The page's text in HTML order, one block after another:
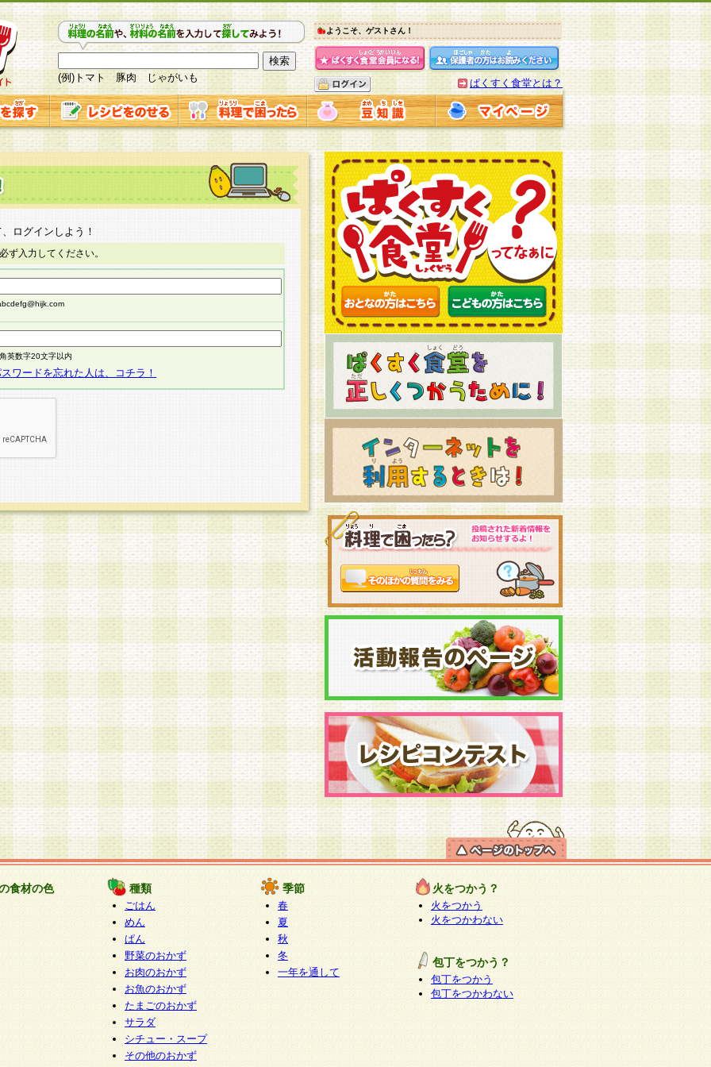
(例)トマト 豚肉 じゃがいも
ようこそ、ゲストさん！
ぱくすく食堂とは？
ログインしよう！
ず入力してください。
英数字20文字以内
ワードを忘れた人は、コチラ！
食材の色 種類
ごはん
めん
ぱん
野菜のおかず
お肉のおかず
お魚のおかず
たまごのおかず
サラダ
シチュー・スープ
その他のおかず
季節
春
夏
秋
冬
一年を通して
火をつかう？
火をつかう
火をつかわない
包丁をつかう？
包丁をつかう
包丁をつかわない